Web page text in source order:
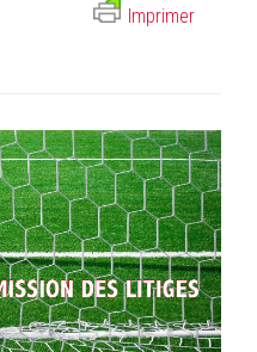
Imprimer